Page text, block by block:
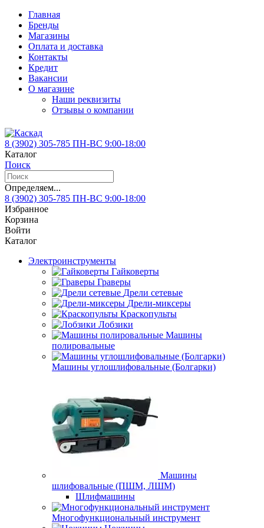
Главная
Бренды
Магазины
Оплата и доставка
Контакты
Кредит
Вакансии
О магазине
Наши реквизиты
Отзывы о компании
8 (3902) 305-785 ПН-ВС 9:00-18:00
Каталог
Поиск
Определяем...
8 (3902) 305-785 ПН-ВС 9:00-18:00
Избранное
Корзина
Войти
Каталог
Электроинструменты
Гайковерты
Граверы
Дрели сетевые
Дрели-миксеры
Краскопульты
Лобзики
Машины
полировальные
Машины углошлифовальные (Болгарки)
Машины
шлифовальные (ПШМ, ЛШМ)
Шлифмашины
Многофункциональный инструмент